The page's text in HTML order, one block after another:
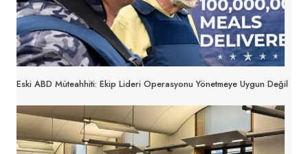
Eski ABD Müteahhiti: Ekip Lideri Operasyonu Yönetmeye Uygun Değil